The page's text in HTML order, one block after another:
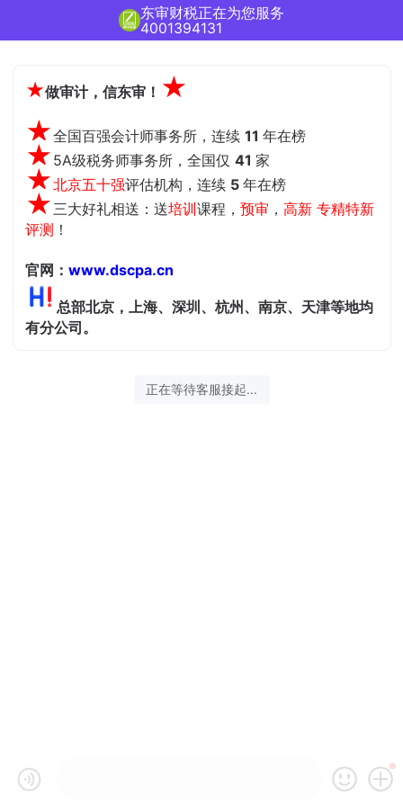
东审财税正在为您服务
4001394131
★做审计，信东审！ ★
★全国百强会计师事务所，连续11 年在榜
★ 5A级税务师事务所，全国仅41家
★北京五十强评估机构，连续 5年在榜
★ 三大好礼相送：送培训课程，预审 ，高新 专精特新
评测 ！
官网：www.dscpa.cn
总部北京，上海、深圳、杭州、南京、天津等地均
有分公司。
正在等待客服接起...